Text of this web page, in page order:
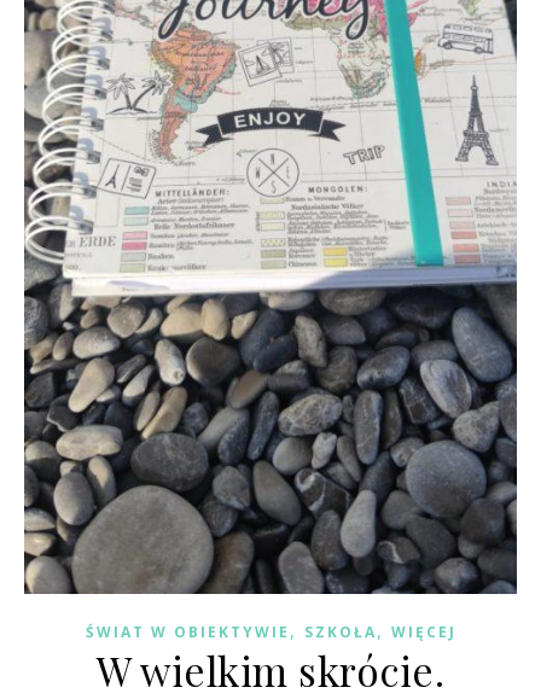
ŚWIAT W OBIEKTYWIE , SZKOŁA, WIĘCEJ
W wielkim skrócie.